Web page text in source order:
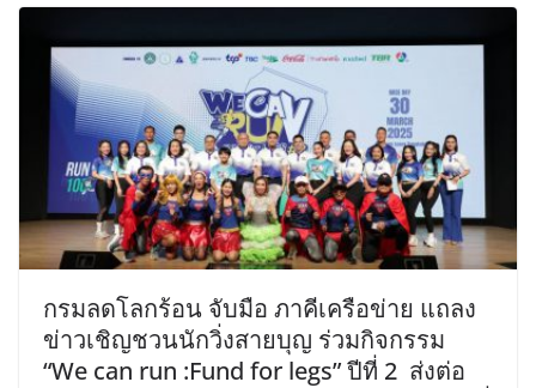
กรมลดโลกร้อน จับมือ ภาคีเครือข่าย แถลง
ข่าวเชิญชวนนักวิ่งสายบุญ ร่วมกิจกรรม
“We can run :Fund for legs” ปีที่ 2 ส่งต่อ